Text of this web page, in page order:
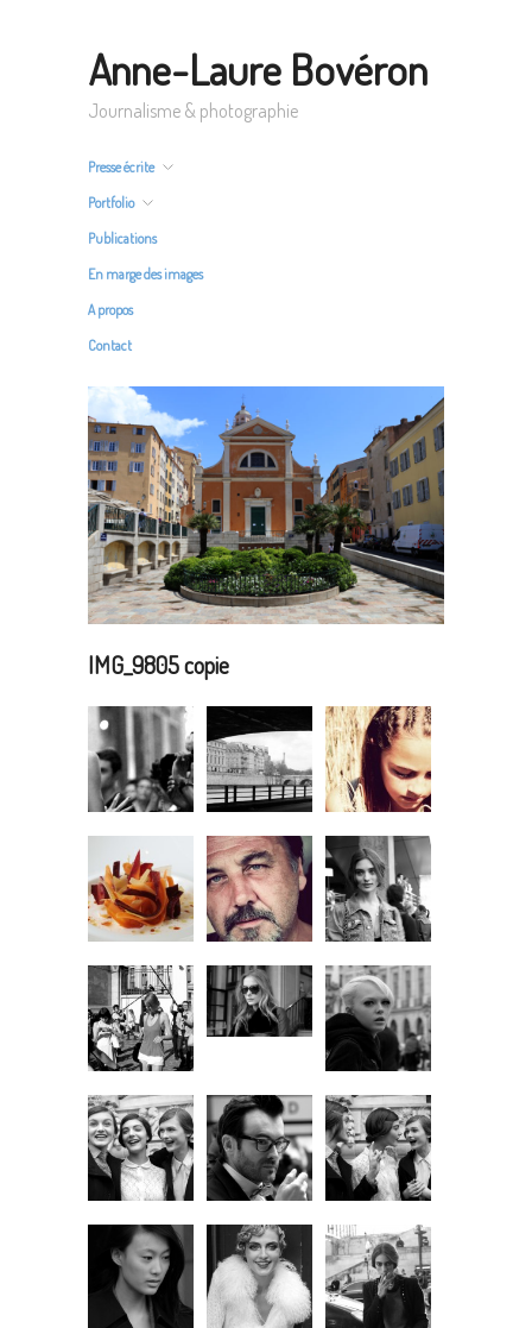
Anne-Laure Bovéron
Journalisme & photographie
Presse écrite
Portfolio
Publications
En marge des images
A propos
Contact
IMG_9805 copie